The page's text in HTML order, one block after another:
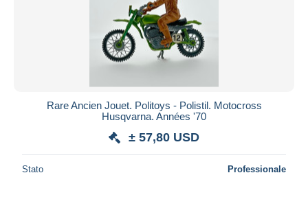
Rare Ancien Jouet. Politoys - Polistil. Motocross
Husqvarna. Années '70
± 57,80 USD
Stato Professionale